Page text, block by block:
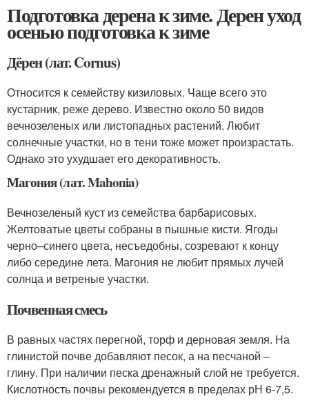
Подготовка дерена к зиме. Дерен уход
осенью подготовка к зиме
Дёрен (лат. Cornus)
Относится к семейству кизиловых. Чаще всего это
кустарник, реже дерево. Известно около 50 видов
вечнозеленых или листопадных растений. Любит
солнечные участки, но в тени тоже может произрастать.
Однако это ухудшает его декоративность.
Магония (лат. Mahonia)
Вечнозеленый куст из семейства барбарисовых.
Желтоватые цветы собраны в пышные кисти. Ягоды
черно–синего цвета, несъедобны, созревают к концу
либо середине лета. Магония не любит прямых лучей
солнца и ветреные участки.
Почвенная смесь
В равных частях перегной, торф и дерновая земля. На
глинистой почве добавляют песок, а на песчаной –
глину. При наличии песка дренажный слой не требуется.
Кислотность почвы рекомендуется в пределах рН 6-7,5.